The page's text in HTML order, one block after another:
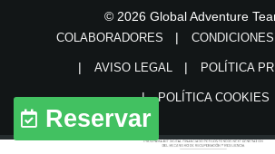
Reservar
© 2026 Global Adventure
COLABORADORES
AVISO LEGAL POLÍTICA
POLÍTICA COOKIES